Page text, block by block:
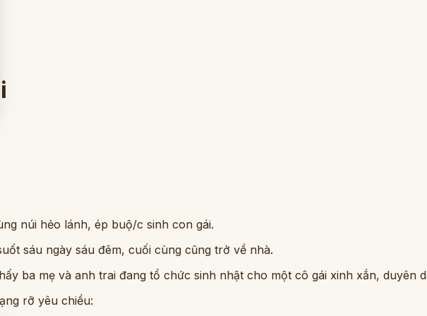
núi hẻo lánh, ép buộ/c sinh con gái.
sáu ngày sáu đêm, cuối cùng cũng trở về nhà.
ba mẹ và anh trai đang tổ chức sinh nhật cho một cô gái xinh xắn, duyên
rỡ yêu chiều: